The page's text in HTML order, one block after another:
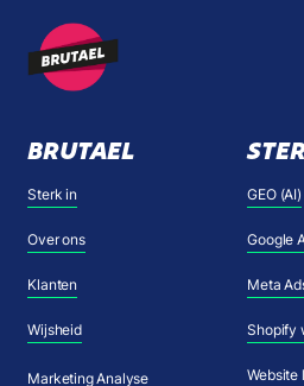
BRUTAEL
Sterk in
Over ons
Klanten
Wijsheid
Marketing Analyse
GEO (AI)
Google
Meta
Shopify
Website